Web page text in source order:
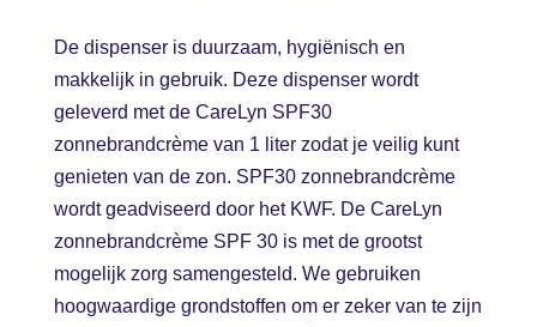
De dispenser is duurzaam, hygiënisch en
makkelijk in gebruik. Deze dispenser wordt
geleverd met de CareLyn SPF30
zonnebrandcrème van 1 liter zodat je veilig kunt
genieten van de zon. SPF30 zonnebrandcrème
wordt geadviseerd door het KWF. De CareLyn
zonnebrandcrème SPF 30 is met de grootst
mogelijk zorg samengesteld. We gebruiken
hoogwaardige grondstoffen om er zeker van te zijn